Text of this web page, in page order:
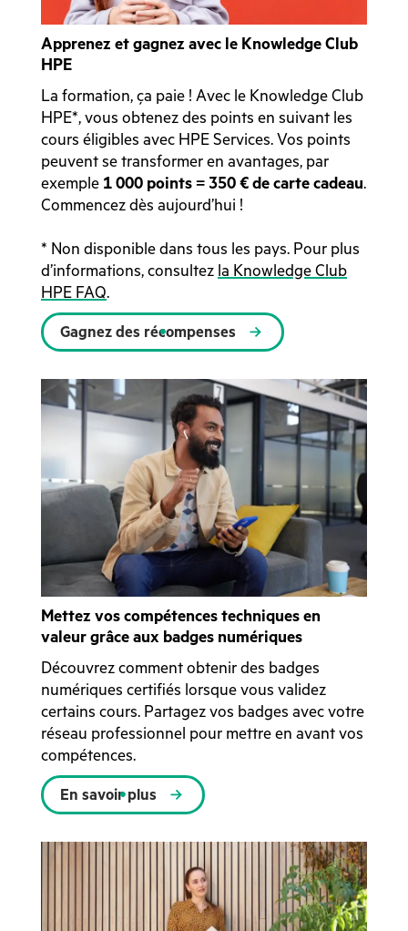
Apprenez et gagnez avec le Knowledge Club
HPE
La formation, ça paie ! Avec le Knowledge Club
HPE*, vous obtenez des points en suivant les
cours éligibles avec HPE Services. Vos points
peuvent se transformer en avantages, par
exemple 1 000 points = 350 € de carte cadeau.
Commencez dès aujourd’hui !
* Non disponible dans tous les pays. Pour plus
d’informations, consultez la Knowledge Club
HPE FAQ.
Gagnez des récompenses
Mettez vos compétences techniques en
valeur grâce aux badges numériques
Découvrez comment obtenir des badges
numériques certifiés lorsque vous validez
certains cours. Partagez vos badges avec votre
réseau professionnel pour mettre en avant vos
compétences.
En savoir plus